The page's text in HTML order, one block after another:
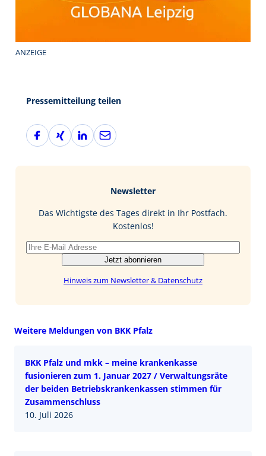
ANZEIGE
Pressemitteilung teilen
F
a
X
i
L
i
I
E
-
Newsletter
Das Wichtigste des Tages direkt in Ihr Postfach.
Kostenlos!
Jetzt abonnieren
Hinweis zum Newsletter & Datenschutz
Weitere Meldungen von BKK Pfalz
BKK Pfalz und mkk – meine krankenkasse
fusionieren zum 1. Januar 2027 / Verwaltungsräte
der beiden Betriebskrankenkassen stimmen für
Zusammenschluss
10. Juli 2026